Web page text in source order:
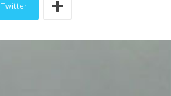
Twitter